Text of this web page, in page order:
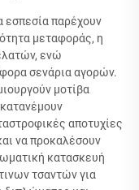
εσπεσία παρέχουν
μεταφοράς, η
ενώ
σενάρια αγορών.
μοτίβα
αποτυχίες
να προκαλέσουν
κατασκευή
τσαντών για